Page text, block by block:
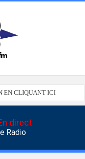
EN CLIQUANT ICI
direct
Radio